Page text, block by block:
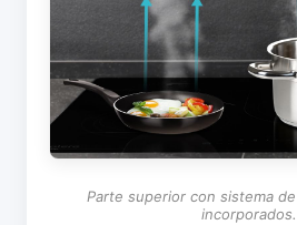
Parte superior con sistema
incorporados.